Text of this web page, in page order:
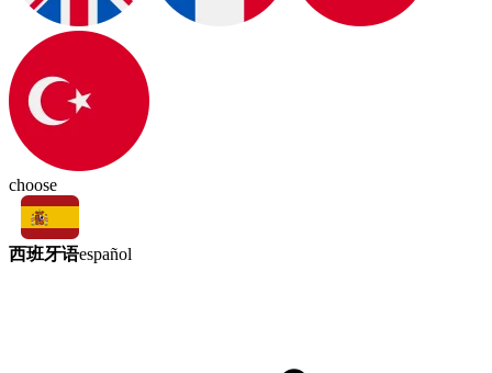
choose
西班牙语español